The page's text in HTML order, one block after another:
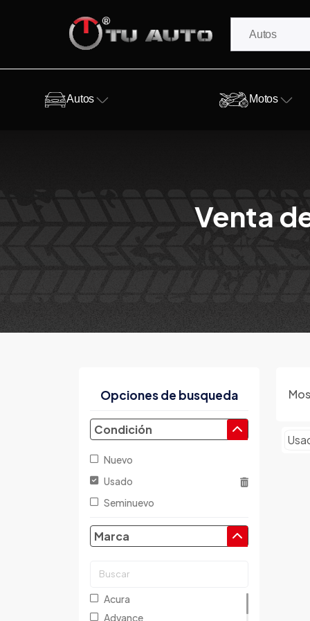
Autos Motos
Venta
Opciones de busqueda
Condición
Nuevo
Usado
Seminuevo
Marca
Acura
Advance